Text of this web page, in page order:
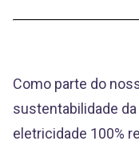
Como parte do
sustentabilidade
eletricidade 100%